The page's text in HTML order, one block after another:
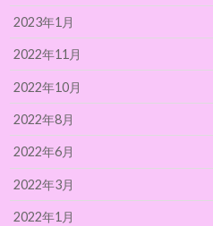
2023年1月
2022年11月
2022年10月
2022年8月
2022年6月
2022年3月
2022年1月